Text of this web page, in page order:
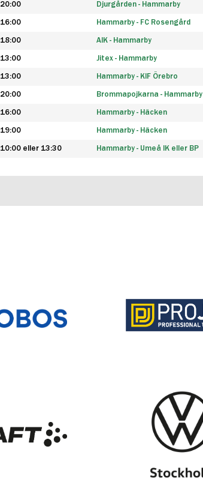
20:00 Djurgården - Hammarby
16:00 Hammarby - FC Rosengård
18:00 AIK - Hammarby
13:00 Jitex - Hammarby
13:00 Hammarby - KIF Örebro
20:00 Brommapojkarna - Hammarby
16:00 Hammarby - Häcken
19:00 Hammarby - Häcken
10:00 eller 13:30 Hammarby - Umeå IK eller BP